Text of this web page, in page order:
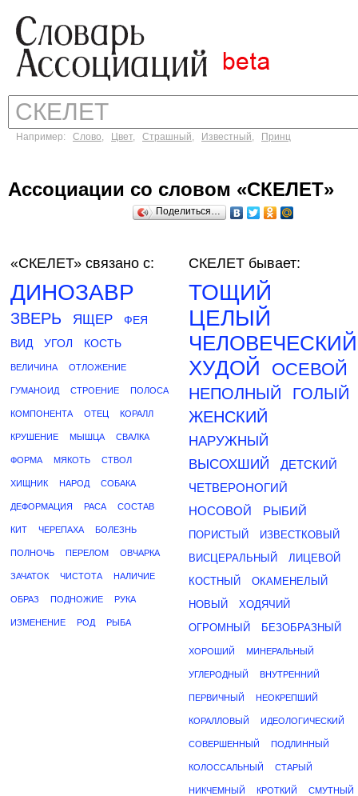
Например: Слово, Цвет, Страшный, Известный, Принц
Ассоциации со словом «СКЕЛЕТ»
Поделиться…
«СКЕЛЕТ» связано с:
ДИНОЗАВР
ЗВЕРЬ ЯЩЕР
ФЕЯ
ВИД
УГОЛ КОСТЬ
ВЕЛИЧИНА ОТЛОЖЕНИЕ
ГУМАНОИД СТРОЕНИЕ ПОЛОСА
КОМПОНЕНТА ОТЕЦ КОРАЛЛ
КРУШЕНИЕ МЫШЦА СВАЛКА
ФОРМА МЯКОТЬ СТВОЛ
ХИЩНИК НАРОД СОБАКА
ДЕФОРМАЦИЯ РАСА СОСТАВ
КИТ ЧЕРЕПАХА БОЛЕЗНЬ
ПОЛНОЧЬ ПЕРЕЛОМ ОВЧАРКА
ЗАЧАТОК ЧИСТОТА НАЛИЧИЕ
ОБРАЗ ПОДНОЖИЕ РУКА
ИЗМЕНЕНИЕ РОД РЫБА
СКЕЛЕТ бывает:
ТОЩИЙ
ЦЕЛЫЙ
ЧЕЛОВЕЧЕСКИЙ
ХУДОЙ
ОСЕВОЙ
НЕПОЛНЫЙ
ГОЛЫЙ
ЖЕНСКИЙ
НАРУЖНЫЙ
ВЫСОХШИЙ
ДЕТСКИЙ
ЧЕТВЕРОНОГИЙ
НОСОВОЙ
РЫБИЙ
ПОРИСТЫЙ
ИЗВЕСТКОВЫЙ
ВИСЦЕРАЛЬНЫЙ
ЛИЦЕВОЙ
КОСТНЫЙ
ОКАМЕНЕЛЫЙ
НОВЫЙ
ХОДЯЧИЙ
ОГРОМНЫЙ
БЕЗОБРАЗНЫЙ
ХОРОШИЙ МИНЕРАЛЬНЫЙ
УГЛЕРОДНЫЙ ВНУТРЕННИЙ
ПЕРВИЧНЫЙ НЕОКРЕПШИЙ
КОРАЛЛОВЫЙ ИДЕОЛОГИЧЕСКИЙ
СОВЕРШЕННЫЙ ПОДЛИННЫЙ
КОЛОССАЛЬНЫЙ СТАРЫЙ
НИКЧЕМНЫЙ КРОТКИЙ СМУТНЫЙ